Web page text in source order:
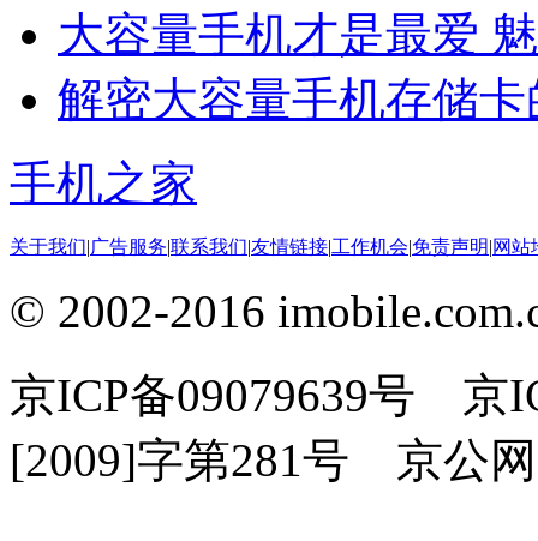
大容量手机才是最爱
解密大容量手机存储
手机之家
关于我们|广告服务|联系我们|友情链接|工作机会|免责声明|网站
© 2002-2016
京ICP备09079639号 京
[2009]字第281号 京公网